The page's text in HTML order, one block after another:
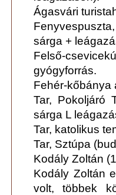
Ágasvári
sárga +
Felső-
gyógyforrás.
Fehér-kőbánya
Tar, Pokoljáró
sárga L
Tar, katolikus
Tar, Sztúpa
Kodály Zoltán
Kodály Zoltán
volt, többek